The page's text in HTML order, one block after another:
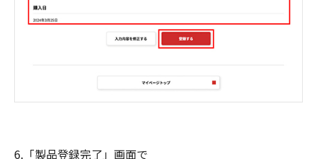
6.「製品登録完了」画面で